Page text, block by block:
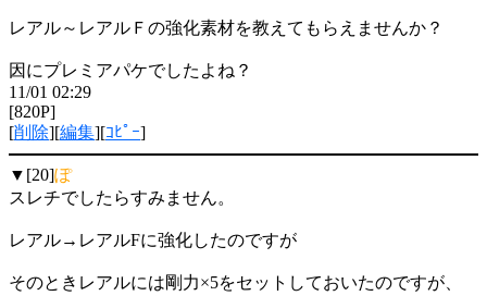
レアル～レアルＦの強化素材を教えてもらえませんか？
因にプレミアパケでしたよね？
11/01 02:29
[820P]
[削除][編集][ｺﾋﾟｰ]
▼[20]ぽ
スレチでしたらすみません。
レアル→レアルFに強化したのですが
そのときレアルには剛力×5をセットしておいたのですが、